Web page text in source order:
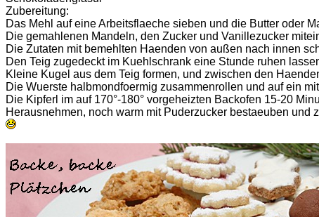
Zubereitung:
Das Mehl auf eine Arbeitsflaeche sieben und die Butter oder
Die gemahlenen Mandeln, den Zucker und Vanillezucker
Die Zutaten mit bemehlten Haenden von außen nach innen
Den Teig zugedeckt im Kuehlschrank eine Stunde ruhen
Kleine Kugel aus dem Teig formen, und zwischen den
Die Wuerste halbmondfoermig zusammenrollen und auf ein
Die Kipferl im auf 170°-180° vorgeheizten Backofen 15-20
Herausnehmen, noch warm mit Puderzucker bestaeuben und